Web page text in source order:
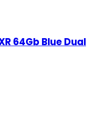
64Gb Blue Dual